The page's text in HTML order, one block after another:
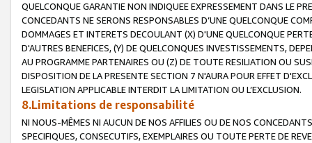
QUELCONQUE GARANTIE NON INDIQUEE EXPRESSEMENT DANS LE
CONCEDANTS NE SERONS RESPONSABLES D’UNE QUELCONQUE
DOMMAGES ET INTERETS DECOULANT (X) D'UNE QUELCONQUE
D'AUTRES BENEFICES, (Y) DE QUELCONQUES INVESTISSEMENTS,
AU PROGRAMME PARTENAIRES OU (Z) DE TOUTE RESILIATION OU
DISPOSITION DE LA PRESENTE SECTION 7 N'AURA POUR EFFET
LEGISLATION APPLICABLE INTERDIT LA LIMITATION OU L’EXCLUSION.
8.Limitations de responsabilité
NI NOUS-MÊMES NI AUCUN DE NOS AFFILIES OU DE NOS
SPECIFIQUES, CONSECUTIFS, EXEMPLAIRES OU TOUTE PERTE DE